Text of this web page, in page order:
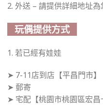
2. 外送 – 請提供詳細地址
玩偶提供方式
1. 若已經有娃娃
➤ 7-11店到店【平昌門市】
➤ 郵寄
➤ 宅配【桃園市桃園區宏昌